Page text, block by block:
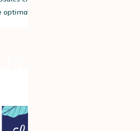
tout en étant recyclables.